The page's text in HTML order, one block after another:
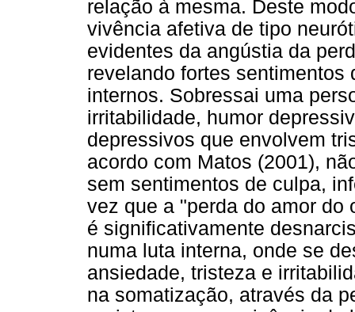
relação à mesma. Deste
vivência afetiva de tipo
evidentes da angústia da
revelando fortes
internos. Sobressai uma
irritabilidade, humor
depressivos que envolvem
acordo com Matos (2001),
sem sentimentos de culpa,
vez que a "perda do amor do
é significativamente
numa luta interna, onde se
ansiedade, tristeza e
na somatização, através da